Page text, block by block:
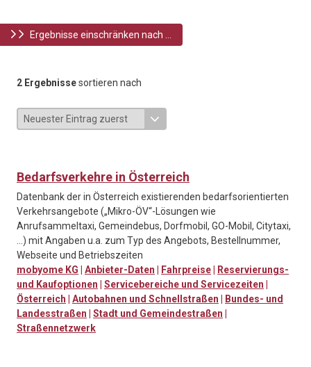
Ergebnisse einschränken nach ...
2 Ergebnissesortieren nach
Bedarfsverkehre in Österreich
Datenbank der in Österreich existierenden bedarfsorientierten
Verkehrsangebote („Mikro-ÖV“-Lösungen wie
Anrufsammeltaxi, Gemeindebus, Dorfmobil, GO-Mobil, Citytaxi,
...) mit Angaben u.a. zum Typ des Angebots, Bestellnummer,
Webseite und Betriebszeiten
mobyome KG
Anbieter-Daten Fahrpreise
Reservierungs-
und Kaufoptionen
Servicebereiche und Servicezeiten
Österreich
Autobahnen und Schnellstraßen
Bundes- und
Landesstraßen
Stadt und Gemeindestraßen
Straßennetzwerk